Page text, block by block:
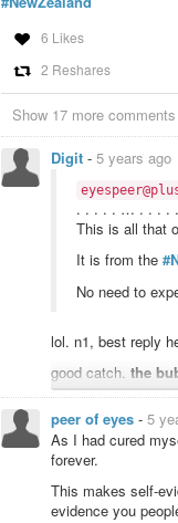
6 Likes
2 Reshares
Show 17 more comments
Digit - 5 years ago
. . . . . … . . . .
This is all that
It is from the
No need to
lol. n1, best reply
good catch. the
(though, not that
and devotion to
rate of good-faith-
divide & conquer,
peer of eyes - 5
As I had cured
forever.
This makes self-
evidence you